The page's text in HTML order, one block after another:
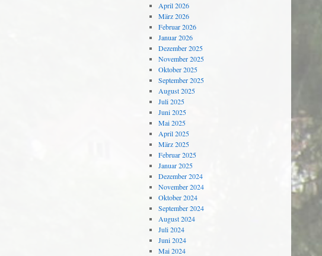
April 2026
März 2026
Februar 2026
Januar 2026
Dezember 2025
November 2025
Oktober 2025
September 2025
August 2025
Juli 2025
Juni 2025
Mai 2025
April 2025
März 2025
Februar 2025
Januar 2025
Dezember 2024
November 2024
Oktober 2024
September 2024
August 2024
Juli 2024
Juni 2024
Mai 2024